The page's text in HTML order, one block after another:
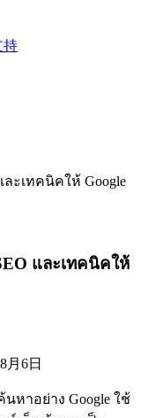
持
และเทคนิคให้
月6日
หาอย่าง Google ใช้